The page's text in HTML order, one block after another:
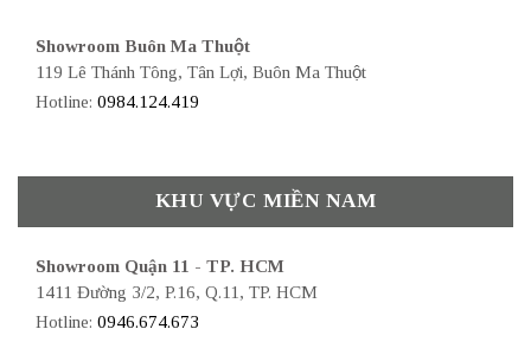
Showroom Buôn Ma Thuột
119 Lê Thánh Tông, Tân Lợi, Buôn Ma Thuột
Hotline: 0984.124.419
KHU VỰC MIỀN NAM
Showroom Quận 11 - TP. HCM
1411 Đường 3/2, P.16, Q.11, TP. HCM
Hotline: 0946.674.673